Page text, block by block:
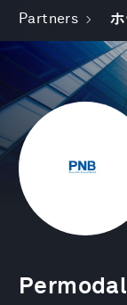
Partners